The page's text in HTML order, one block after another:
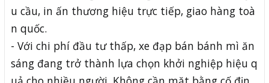
u cầu, in ấn thương hiệu trực tiếp, giao hàng toà
n quốc.
- Với chi phí đầu tư thấp, xe đạp bán bánh mì ăn
sáng đang trở thành lựa chọn khởi nghiệp hiệu q